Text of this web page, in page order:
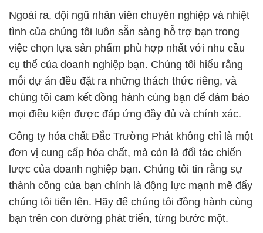
Ngoài ra, đội ngũ nhân viên chuyên nghiệp và nhiệt
tình của chúng tôi luôn sẵn sàng hỗ trợ bạn trong
việc chọn lựa sản phẩm phù hợp nhất với nhu cầu
cụ thể của doanh nghiệp bạn. Chúng tôi hiểu rằng
mỗi dự án đều đặt ra những thách thức riêng, và
chúng tôi cam kết đồng hành cùng bạn để đảm bảo
mọi điều kiện được đáp ứng đầy đủ và chính xác.
Công ty hóa chất Đắc Trường Phát không chỉ là một
đơn vị cung cấp hóa chất, mà còn là đối tác chiến
lược của doanh nghiệp bạn. Chúng tôi tin rằng sự
thành công của bạn chính là động lực mạnh mẽ đẩy
chúng tôi tiến lên. Hãy để chúng tôi đồng hành cùng
bạn trên con đường phát triển, từng bước một.